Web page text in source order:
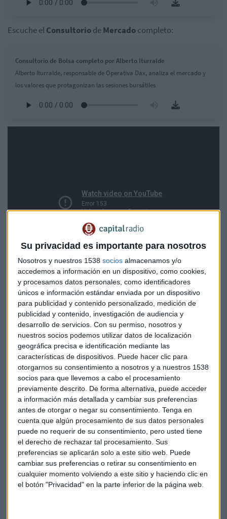
Su privacidad es importante para nosotros
Nosotros y nuestros 1538 socios almacenamos y/o
accedemos a información en un dispositivo, como cookies,
y procesamos datos personales, como identificadores
únicos e información estándar enviada por un dispositivo
para publicidad y contenido personalizado, medición de
publicidad y contenido, investigación de audiencia y
desarrollo de servicios. Con su permiso, nosotros y
nuestros socios podemos utilizar datos de localización
geográfica precisa e identificación mediante las
características de dispositivos. Puede hacer clic para
otorgarnos su consentimiento a nosotros y a nuestros 1538
socios para que llevemos a cabo el procesamiento
previamente descrito. De forma alternativa, puede acceder
a información más detallada y cambiar sus preferencias
antes de otorgar o negar su consentimiento. Tenga en
cuenta que algún procesamiento de sus datos personales
puede no requerir de su consentimiento, pero usted tiene
el derecho de rechazar tal procesamiento. Sus
preferencias se aplicarán solo a este sitio web. Puede
cambiar sus preferencias o retirar su consentimiento en
cualquier momento volviendo a este sitio y haciendo clic en
el botón "Privacidad" en la parte inferior de la página web.
Escuche elConsultoriodeMercadocompleto:
Consultorio de Bolsa completo por Alberto Iturralde
Alberto Iturralde, responsable de Operativa Dax, analiza el mercado y
los valores que protagonizan las sesiones bursátiles
Valores protagonistas
Entre los valores protagonistas encontramos aGrifols
encabeza la tabla llevándose un 2,39%. Le sigueSabadell
que se anota un 1,76% eInditex gana un 1,44%. Del lado
contrario encontramos aEnagás, que se deja un 5,19%, a
Acciona
, que cae un 2,96% y a Naturgy , que cede un 2,85%.
¿Entrar en Ferrovial?
"Está en clara tendencia alcista", pero apunta a que el
problema está en quién nos dice que no vaya a volver a
recordar hasta 30,70 euros. "Niveles como 33,80 puede ser
unstopde beneficios, mientras tanto se puede seguir en
Ferrovial". "Para entrar ahora mismo, no tenemos nada en
su gráfico que nos invite a entrar", destaca.
¿Acudir a la OPA de Prosegur? El día 12